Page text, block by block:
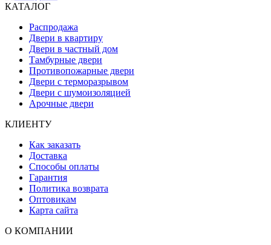
КАТАЛОГ
Распродажа
Двери в квартиру
Двери в частный дом
Тамбурные двери
Противопожарные двери
Двери с терморазрывом
Двери с шумоизоляцией
Арочные двери
КЛИЕНТУ
Как заказать
Доставка
Способы оплаты
Гарантия
Политика возврата
Оптовикам
Карта сайта
О КОМПАНИИ